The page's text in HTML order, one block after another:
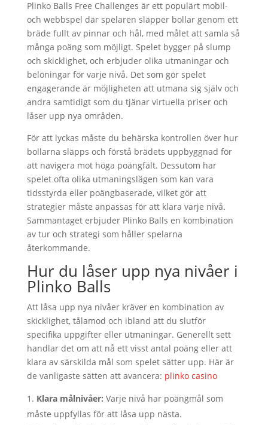
Plinko Balls Free Challenges är ett populärt mobil-
och webbspel där spelaren släpper bollar genom ett
bräde fullt av pinnar och hål, med målet att samla så
många poäng som möjligt. Spelet bygger på slump
och skicklighet, och erbjuder olika utmaningar och
belöningar för varje nivå. Det som gör spelet
engagerande är möjligheten att utmana sig själv och
andra samtidigt som du tjänar virtuella priser och
låser upp nya områden.
För att lyckas måste du behärska kontrollen över hur
bollarna släpps och förstå brädets uppbyggnad för
att navigera mot höga poängfält. Dessutom har
spelet ofta olika utmaningslägen som kan vara
tidsstyrda eller poängbaserade, vilket gör att
strategier måste anpassas för att klara varje nivå.
Sammantaget erbjuder Plinko Balls en kombination
av tur och strategi som håller spelarna
återkommande.
Hur du låser upp nya nivåer i
Plinko Balls
Att låsa upp nya nivåer kräver en kombination av
skicklighet, tålamod och ibland att du slutför
specifika uppgifter eller utmaningar. Generellt sett
handlar det om att nå ett visst antal poäng eller att
klara av särskilda mål som spelet sätter upp. Här är
de vanligaste sätten att avancera: plinko casino
Klara målnivåer: Varje nivå har poängmål som
måste uppfyllas för att låsa upp nästa.